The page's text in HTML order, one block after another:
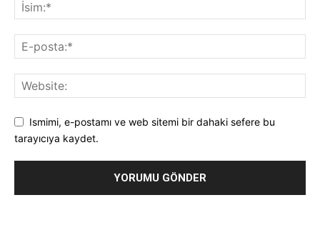
Ismimi, e-postamı ve web sitemi bir dahaki sefere bu
tarayıcıya kaydet.